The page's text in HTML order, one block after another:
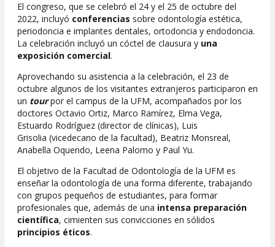
El congreso, que se celebró el 24 y el 25 de octubre del
2022, incluyó conferencias sobre odontología estética,
periodoncia e implantes dentales, ortodoncia y endodoncia.
La celebración incluyó un cóctel de clausura y una
exposición comercial.
Aprovechando su asistencia a la celebración, el 23 de
octubre algunos de los visitantes extranjeros participaron en
un tourpor el campus de la UFM, acompañados por los
doctores Octavio Ortiz, Marco Ramírez, Elma Vega,
Estuardo Rodríguez (director de clínicas), Luis
Grisolia (vicedecano de la facultad), Beatriz Monsreal,
Anabella Oquendo, Leena Palomo y Paul Yu.
El objetivo de la Facultad de Odontología de la UFM es
enseñar la odontología de una forma diferente, trabajando
con grupos pequeños de estudiantes, para formar
profesionales que, además de una intensa preparación
científica, cimienten sus convicciones en sólidos
principios éticos.